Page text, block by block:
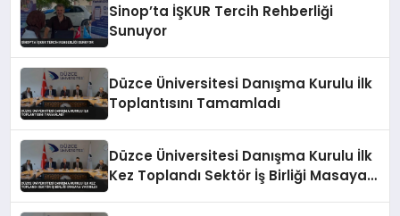
Sinop’ta İŞKUR Tercih Rehberliği
Sunuyor
Düzce Üniversitesi Danışma Kurulu İlk
Toplantısını Tamamladı
Düzce Üniversitesi Danışma Kurulu İlk
Kez Toplandı Sektör İş Birliği Masaya